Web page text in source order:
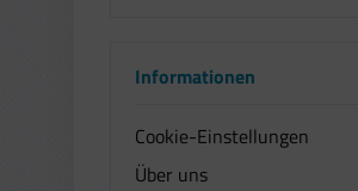
Informationen
Cookie-Einstellungen
Über uns